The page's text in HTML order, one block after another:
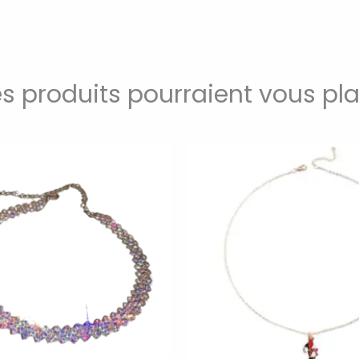
produits pourraient vous
variations.
Les
options
peuvent